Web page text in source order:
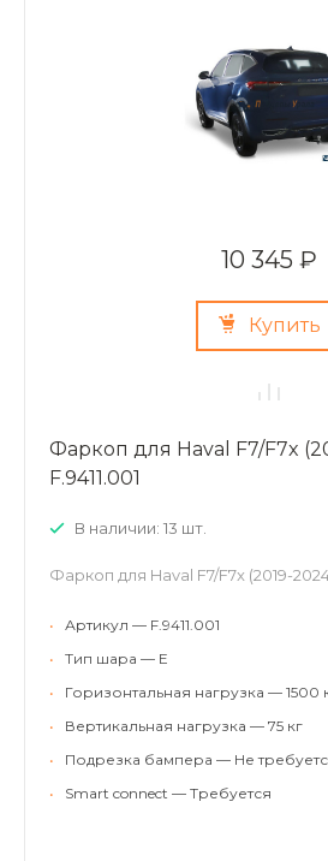
10 345 ₽
Купить
Фаркоп для Haval F7/F7x
F.9411.001
В наличии: 13 шт.
Фаркоп для Haval F7/F7x (2019-
•
Артикул — F.9411.001
•
Тип шара — E
•
Горизонтальная нагрузка — 1500
•
Вертикальная нагрузка — 75 кг
•
Подрезка бампера — Не
•
Smart connect — Требуется